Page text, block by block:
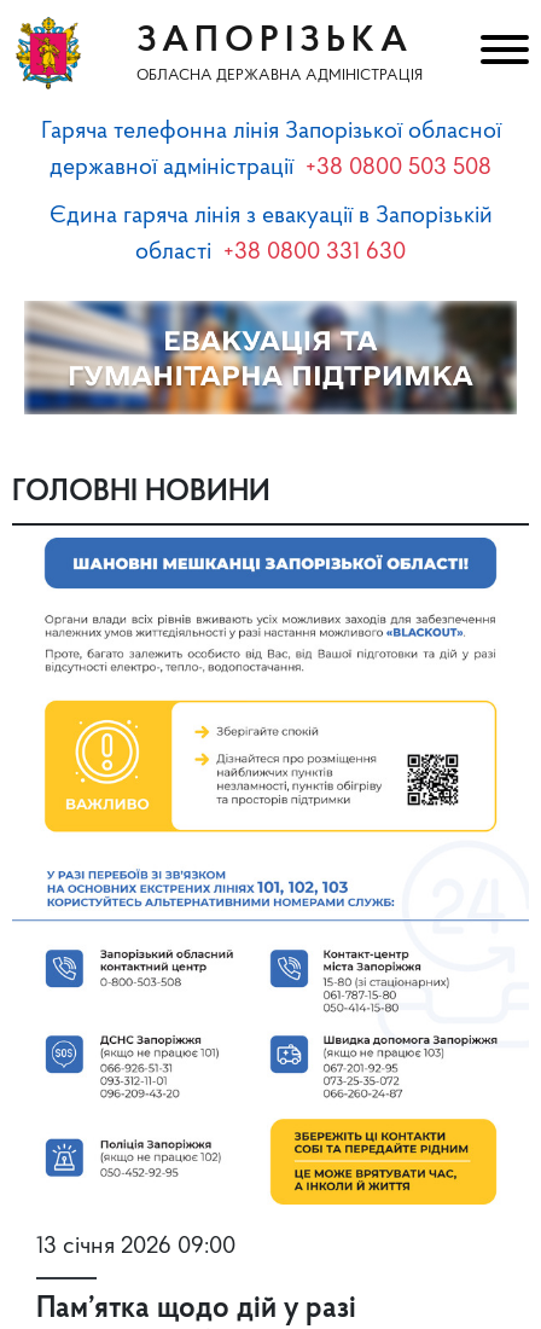
ЗАПОРІЗЬКА
ОБЛАСНА ДЕРЖАВНА АДМІНІСТРАЦІЯ
Гаряча телефонна лінія Запорізької обласної
державної адміністрації +38 0800 503 508
Єдина гаряча лінія з евакуації в Запорізькій
області +38 0800 331 630
ГОЛОВНІ НОВИНИ
13 січня 2026 09:00
Пам’ятка щодо дій у разі